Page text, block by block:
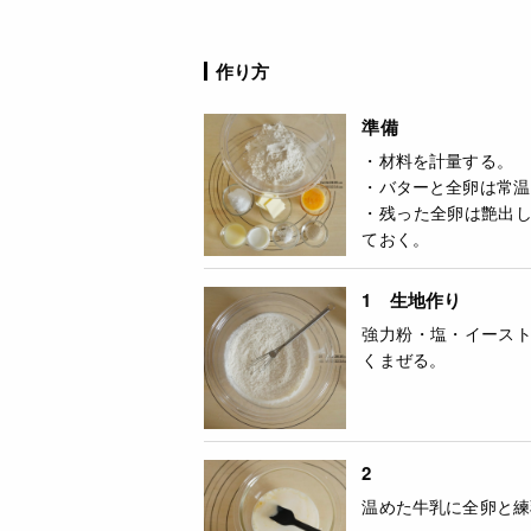
作り方
準備
・材料を計量する。
・バターと全卵は常
・残った全卵は艶出
ておく。
1 生地作り
強力粉・塩・イース
くまぜる。
2
温めた牛乳に全卵と